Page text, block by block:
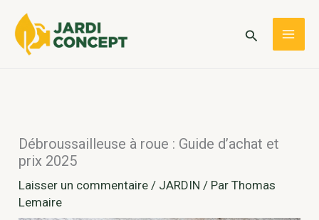
contenu
Rechercher
Débroussailleuse à roue : Guide d’achat et
prix 2025
Laisser un commentaire / JARDIN / ParThomas
Lemaire